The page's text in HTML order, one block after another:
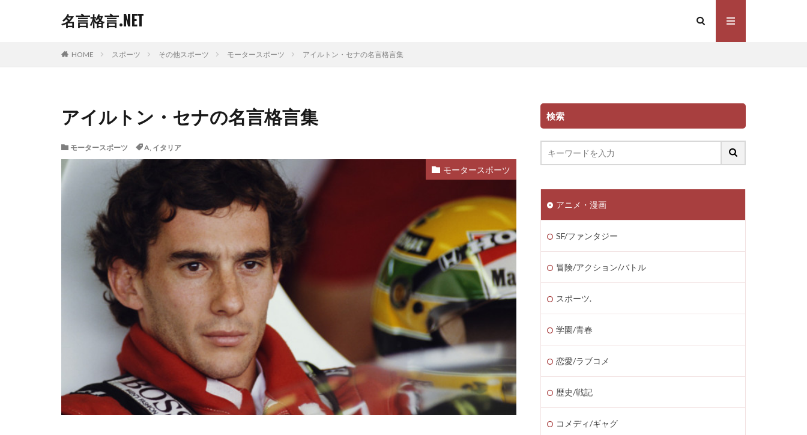
名言格言.NET
HOME スポーツ その他スポーツ モータースポーツ アイルトン・セナの名言格言集
アイルトン・セナの名言格言集
モータースポーツ A, イタリア
モータースポーツ
検索
アニメ・漫画
SF/ファンタジー
冒険/アクション/バトル
スポーツ.
学園/青春
恋愛/ラブコメ
歴史/戦記
コメディ/ギャグ